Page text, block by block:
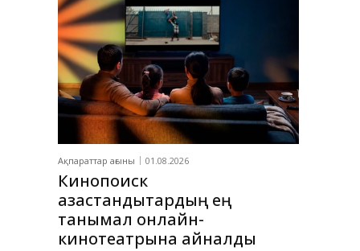
Ақпараттар ағыны 01.08.2026
Кинопоиск
қазақстандықтардың ең
танымал онлайн-
кинотеатрына айналды